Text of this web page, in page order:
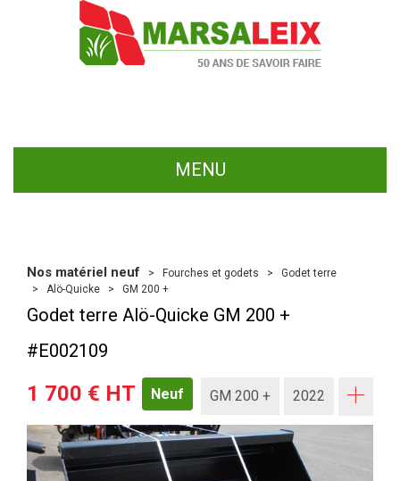
MENU
Nos matériel neuf Fourches et godets
Godet terre
Alö-Quicke
GM 200 +
Godet terre Alö-Quicke GM 200 +
#E002109
1 700 € HT Neuf GM 200 + 2022